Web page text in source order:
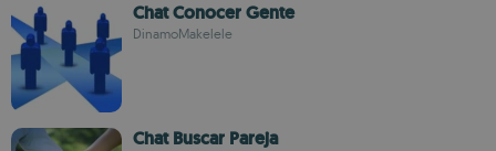
Chat Conocer Gente
DinamoMakelele
Chat Buscar Pareja